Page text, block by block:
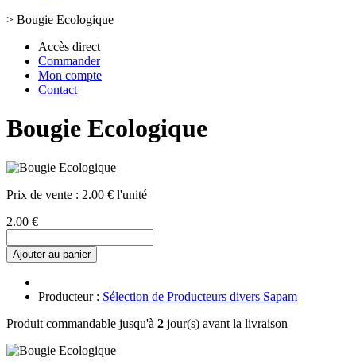
> Bougie Ecologique
Accès direct
Commander
Mon compte
Contact
Bougie Ecologique
Prix de vente : 2.00 € l'unité
2.00 €
Ajouter au panier
Producteur : Sélection de Producteurs divers Sapam
Produit commandable jusqu'à 2 jour(s) avant la livraison